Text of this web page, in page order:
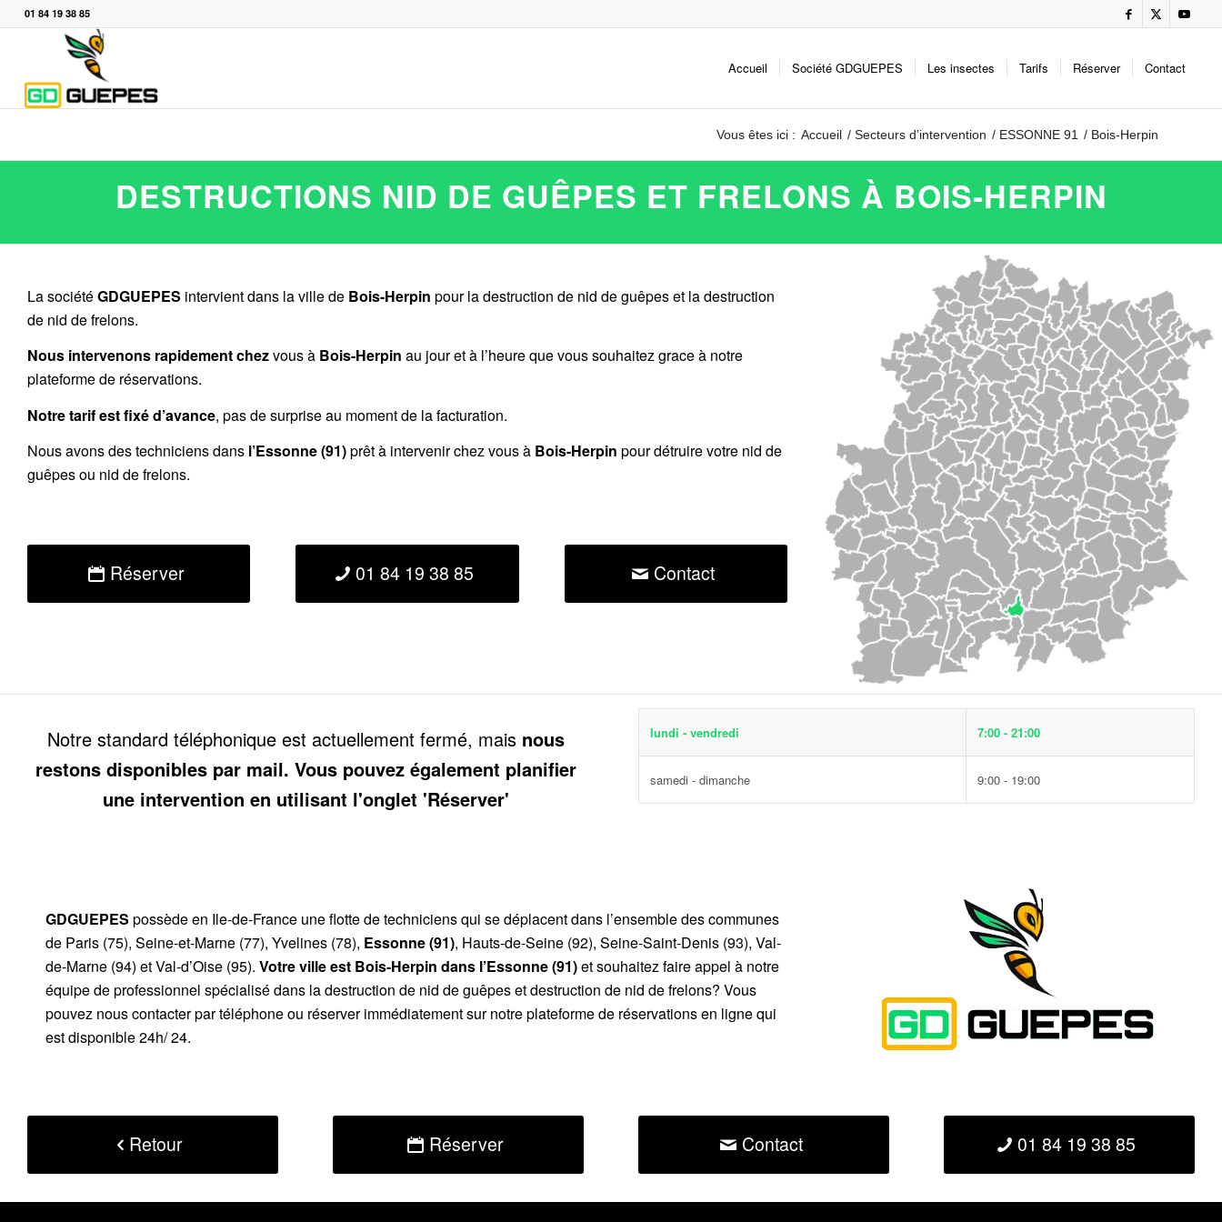
01 84 19 38 85
Accueil Société GDGUEPES Les insectes Tarifs Réserver Contact
Vous êtes ici : Accueil / Secteurs d’intervention / ESSONNE 91 / Bois-Herpin
DESTRUCTIONS NID DE GUÊPES ET FRELONS À BOIS-HERPIN
La sociétéGDGUEPES intervient dans la ville de Bois-Herpin pour la destruction de nid de guêpes et la destruction
de nid de frelons.
Nous intervenons rapidement chezvous à Bois-Herpin au jour et à l’heure que vous souhaitez grace à notre
plateforme de réservations.
Notre tarif est fixé d’avance, pas de surprise au moment de la facturation.
Nous avons des techniciens dans l’Essonne (91)prêt à intervenir chez vous à Bois-Herpin pour détruire votre nid de
guêpes ou nid de frelons.
Réserver 01 84 19 38 85 Contact
Notre standard téléphonique est actuellement fermé, mais nous
restons disponibles par mail. Vous pouvez également planifier
une intervention en utilisant l'onglet 'Réserver'
lundi - vendredi 7:00 - 21:00
samedi - dimanche 9:00 - 19:00
GDGUEPES possède en Ile-de-France une flotte de techniciens qui se déplacent dans l’ensemble des communes
de Paris (75), Seine-et-Marne (77), Yvelines (78), Essonne (91), Hauts-de-Seine (92), Seine-Saint-Denis (93), Val-
de-Marne (94) et Val-d’Oise (95). Votre ville est Bois-Herpin dans l’Essonne (91)et souhaitez faire appel à notre
équipe de professionnel spécialisé dans la destruction de nid de guêpes et destruction de nid de frelons? Vous
pouvez nous contacter par téléphone ou réserver immédiatement sur notre plateforme de réservations en ligne qui
est disponible 24h/ 24.
Retour Réserver Contact 01 84 19 38 85